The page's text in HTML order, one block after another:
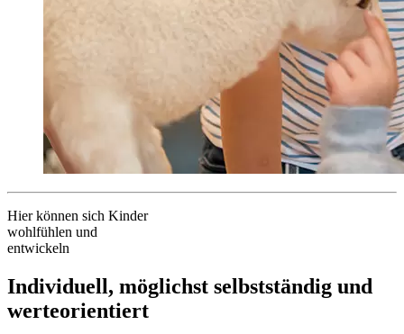
Hier können sich Kinder
wohlfühlen und
entwickeln
Individuell, möglichst selbst­ständig und
werte­orientiert